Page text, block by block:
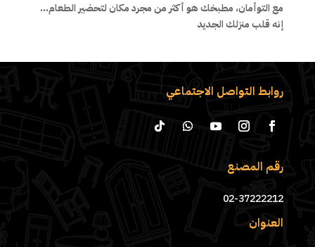
مع التوأمان، مطبخك هو أكثر من مجرد مكان لتحضير الطعام…
إنه قلب منزلك الجديد
روابط التواصل الاجتماعي
رقم المصنع
02-37222212
العنوان